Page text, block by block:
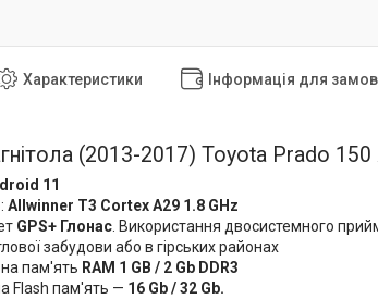
Характеристики Інформація для
(2013-2017) Toyota Prado
11
Allwinner T3 Сortex A29 1.8 GHz
GPS+ Глонас. Використання двосистемного
забудови або в гірських районах
пам'ять RAM 1 GB / 2 Gb DDR3
Flash пам'ять — 16 Gb / 32 Gb.